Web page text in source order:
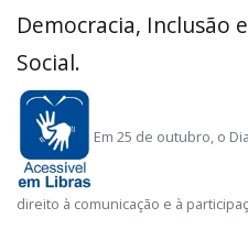
Democracia, Inclusão
Social.
Em 25 de outubro, o
direito à comunicação e à